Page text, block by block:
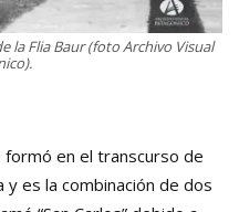
la Flia Baur (foto Archivo Visual
en el transcurso de
es la combinación de dos